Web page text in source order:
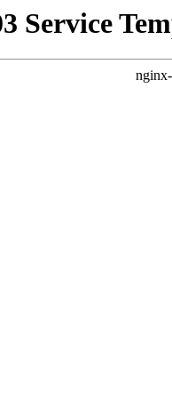
Service